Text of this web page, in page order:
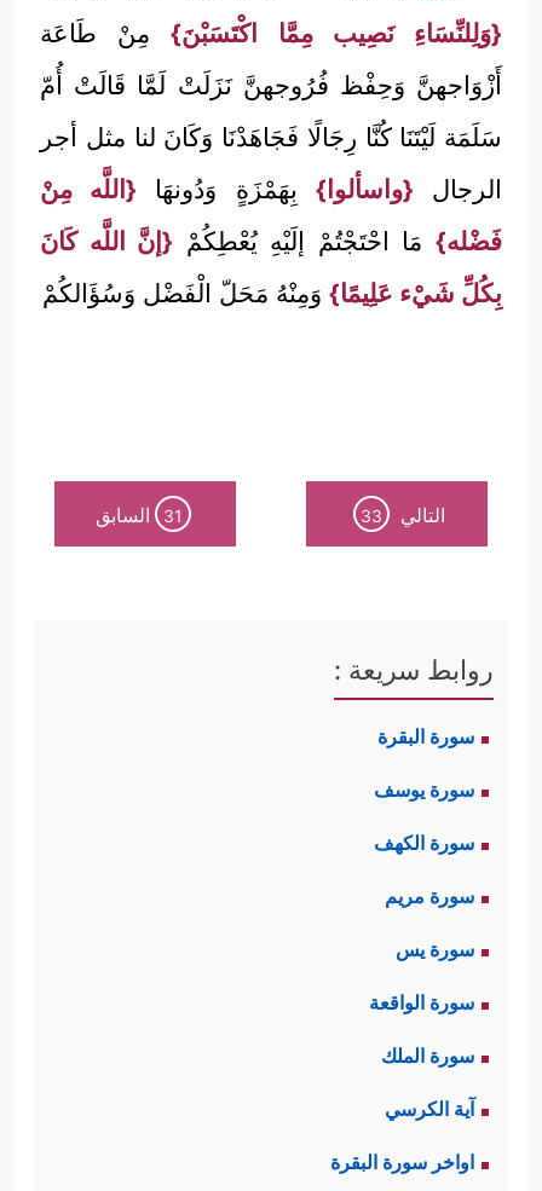
{وَلِلنِّسَاءِ نَصِيب مِمَّا اكْتَسَبْنَ}مِنْ طَاعَة
أَزْوَاجهنَّ وَحِفْظ فُرُوجهنَّ نَزَلَتْ لَمَّا قَالَتْ أُمّ
سَلَمَة لَيْتَنَا كُنَّا رِجَالًا فَجَاهَدْنَا وَكَانَ لنا مثل أجر
الرجال {واسألوا} بِهَمْزَةٍ وَدُونهَا {اللَّه مِنْ
فَضْله}مَا احْتَجْتُمْ إلَيْهِ يُعْطِكُمْ {إنَّ اللَّه كَانَ
بِكُلِّ شَيْء عَلِيمًا} وَمِنْهُ مَحَلّ الْفَضْل وَسُؤَالكُمْ
التالي 33
31 السابق
روابط سريعة :
سورة البقرة
سورة يوسف
سورة الكهف
سورة مريم
سورة يس
سورة الواقعة
سورة الملك
آية الكرسي
اواخر سورة البقرة